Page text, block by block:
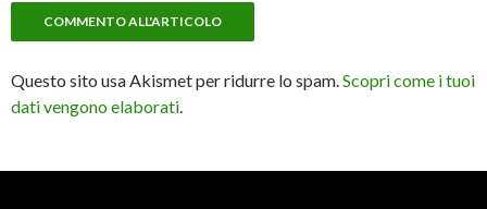
Questo sito usa Akismet per ridurre lo spam.Scopri come i tuoi
dati vengono elaborati.